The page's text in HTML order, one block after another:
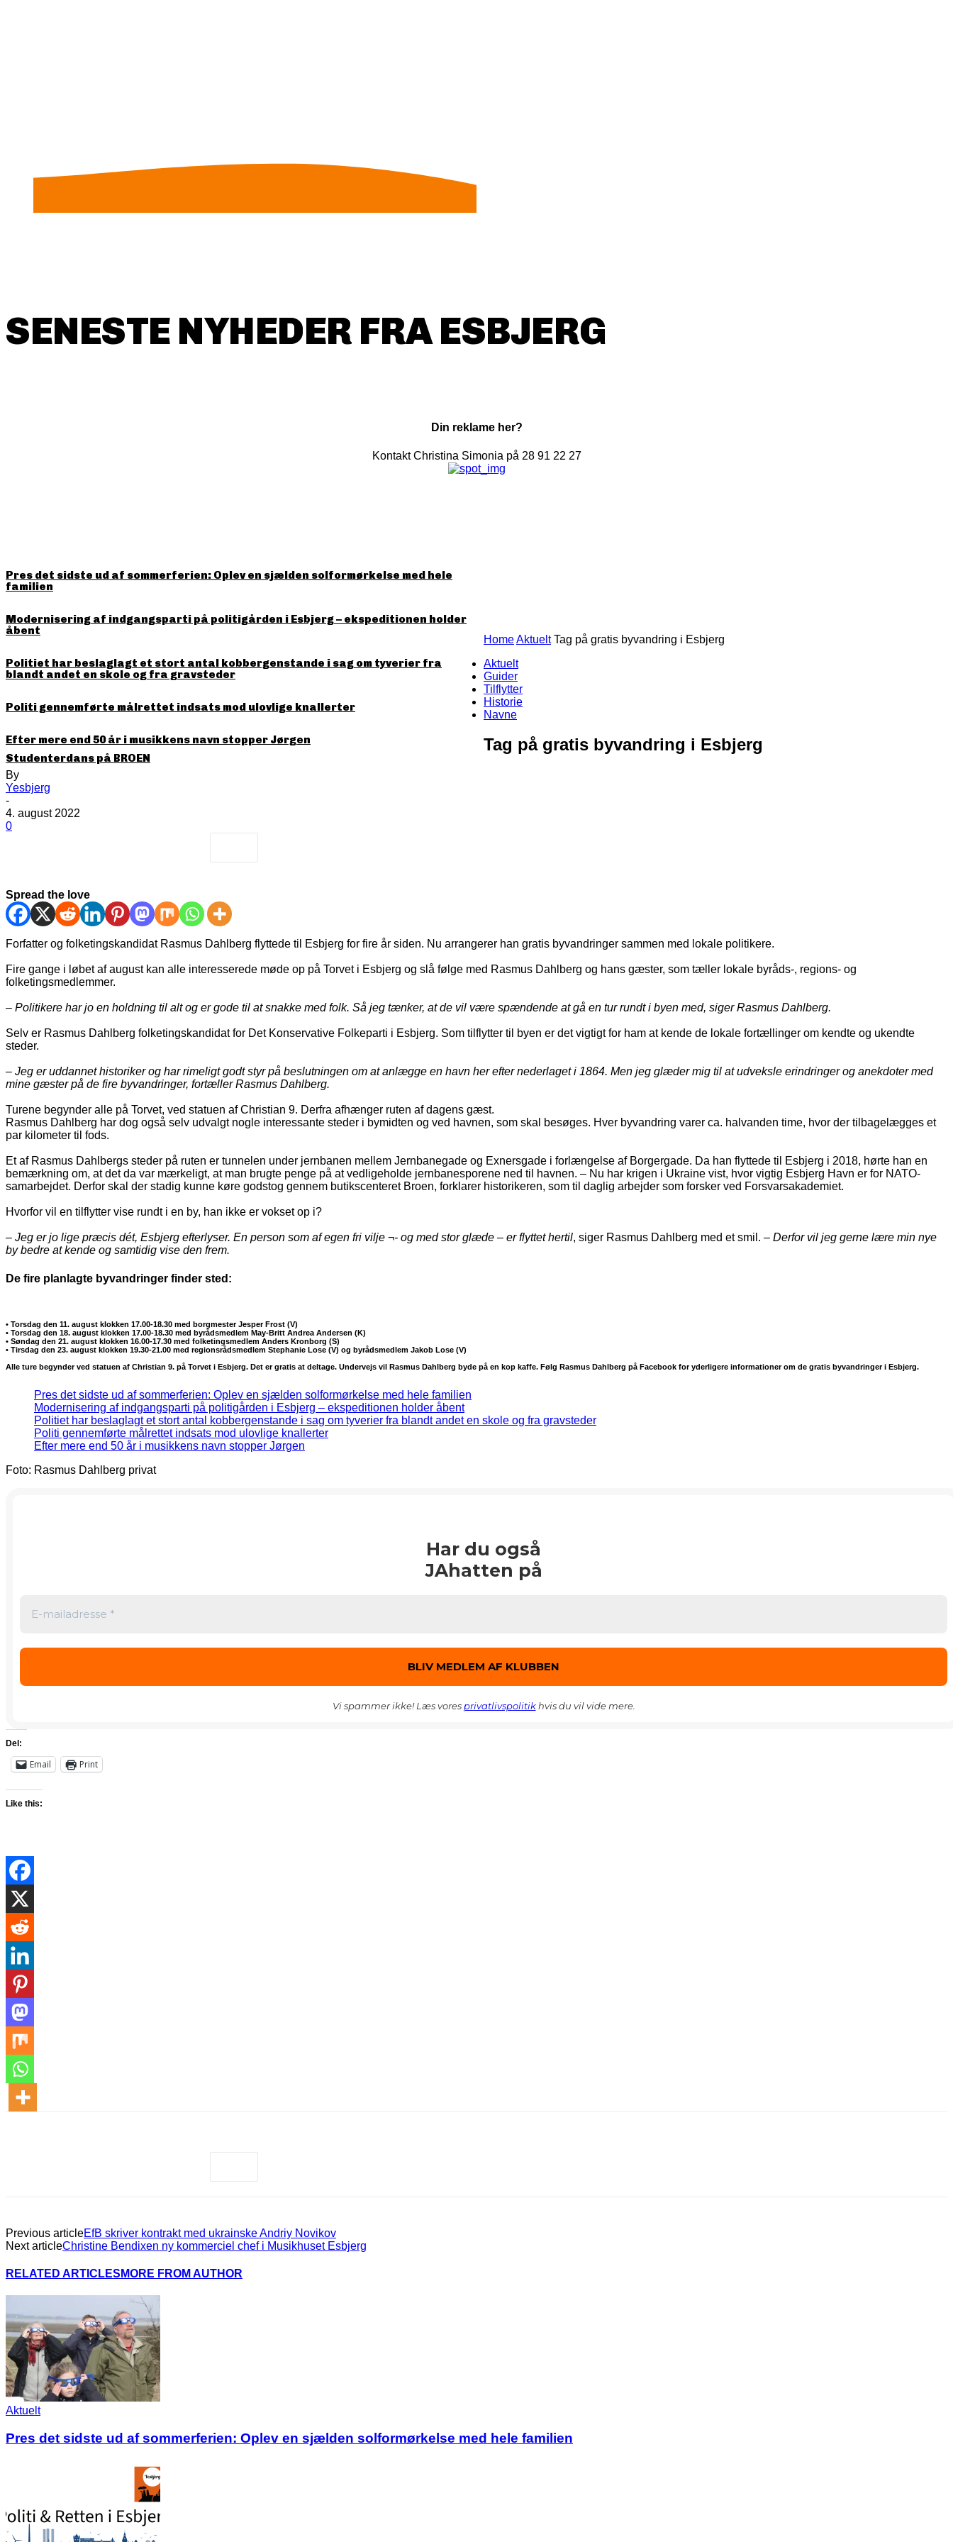
SENESTE NYHEDER FRA ESBJERG
Din reklame her?
Kontakt Christina Simonia på 28 91 22 27
Pres det sidste ud af sommerferien: Oplev en sjælden solformørkelse med hele
familien
Modernisering af indgangsparti på politigården i Esbjerg – ekspeditionen holder
åbent
Politiet har beslaglagt et stort antal kobbergenstande i sag om tyverier fra
blandt andet en skole og fra gravsteder
Politi gennemførte målrettet indsats mod ulovlige knallerter
Efter mere end 50 år i musikkens navn stopper Jørgen
Studenterdans på BROEN
HomeAktuelt Tag på gratis byvandring i Esbjerg
Aktuelt
Guider
Tilflytter
Historie
Navne
Tag på gratis byvandring i Esbjerg
By
Yesbjerg
-
4. august 2022
0
Spread the love
Forfatter og folketingskandidat Rasmus Dahlberg flyttede til Esbjerg for fire år siden. Nu arrangerer han gratis byvandringer sammen med lokale politikere.
Fire gange i løbet af august kan alle interesserede møde op på Torvet i Esbjerg og slå følge med Rasmus Dahlberg og hans gæster, som tæller lokale byråds-, regions- og
folketingsmedlemmer.
– Politikere har jo en holdning til alt og er gode til at snakke med folk. Så jeg tænker, at de vil være spændende at gå en tur rundt i byen med, siger Rasmus Dahlberg.
Selv er Rasmus Dahlberg folketingskandidat for Det Konservative Folkeparti i Esbjerg. Som tilflytter til byen er det vigtigt for ham at kende de lokale fortællinger om kendte og ukendte
steder.
– Jeg er uddannet historiker og har rimeligt godt styr på beslutningen om at anlægge en havn her efter nederlaget i 1864. Men jeg glæder mig til at udveksle erindringer og anekdoter med
mine gæster på de fire byvandringer, fortæller Rasmus Dahlberg.
Turene begynder alle på Torvet, ved statuen af Christian 9. Derfra afhænger ruten af dagens gæst.
Rasmus Dahlberg har dog også selv udvalgt nogle interessante steder i bymidten og ved havnen, som skal besøges. Hver byvandring varer ca. halvanden time, hvor der tilbagelægges et
par kilometer til fods.
Et af Rasmus Dahlbergs steder på ruten er tunnelen under jernbanen mellem Jernbanegade og Exnersgade i forlængelse af Borgergade. Da han flyttede til Esbjerg i 2018, hørte han en
bemærkning om, at det da var mærkeligt, at man brugte penge på at vedligeholde jernbanesporene ned til havnen. – Nu har krigen i Ukraine vist, hvor vigtig Esbjerg Havn er for NATO-
samarbejdet. Derfor skal der stadig kunne køre godstog gennem butikscenteret Broen, forklarer historikeren, som til daglig arbejder som forsker ved Forsvarsakademiet.
Hvorfor vil en tilflytter vise rundt i en by, han ikke er vokset op i?
– Jeg er jo lige præcis dét, Esbjerg efterlyser. En person som af egen fri vilje ¬- og med stor glæde – er flyttet hertil, siger Rasmus Dahlberg med et smil. – Derfor vil jeg gerne lære min nye
by bedre at kende og samtidig vise den frem.
De fire planlagte byvandringer finder sted:
• Torsdag den 11. august klokken 17.00-18.30 med borgmester Jesper Frost (V)
• Torsdag den 18. august klokken 17.00-18.30 med byrådsmedlem May-Britt Andrea Andersen (K)
• Søndag den 21. august klokken 16.00-17.30 med folketingsmedlem Anders Kronborg (S)
• Tirsdag den 23. august klokken 19.30-21.00 med regionsrådsmedlem Stephanie Lose (V) og byrådsmedlem Jakob Lose (V)
Alle ture begynder ved statuen af Christian 9. på Torvet i Esbjerg. Det er gratis at deltage. Undervejs vil Rasmus Dahlberg byde på en kop kaffe. Følg Rasmus Dahlberg på Facebook for yderligere informationer om de gratis byvandringer i Esbjerg.
Pres det sidste ud af sommerferien: Oplev en sjælden solformørkelse med hele familien
Modernisering af indgangsparti på politigården i Esbjerg – ekspeditionen holder åbent
Politiet har beslaglagt et stort antal kobbergenstande i sag om tyverier fra blandt andet en skole og fra gravsteder
Politi gennemførte målrettet indsats mod ulovlige knallerter
Efter mere end 50 år i musikkens navn stopper Jørgen
Foto: Rasmus Dahlberg privat
Har du også
JAhatten på
Vi spammer ikke! Læs vores privatlivspolitikhvis du vil vide mere.
Del:
Email Print
Like this:
Previous articleEfB skriver kontrakt med ukrainske Andriy Novikov
Next articleChristine Bendixen ny kommerciel chef i Musikhuset Esbjerg
RELATED ARTICLES MORE FROM AUTHOR
Aktuelt
Pres det sidste ud af sommerferien: Oplev en sjælden solformørkelse med hele familien